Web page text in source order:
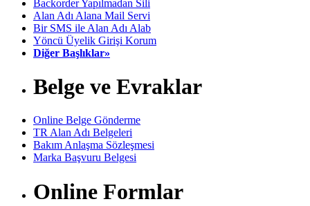
Backorder Yapılmadan Sili
Alan Adı Alana Mail Servi
Bir SMS ile Alan Adı Alab
Yöncü Üyelik Girişi Korum
Diğer Başlıklar»
Belge ve Evraklar
Online Belge Gönderme
TR Alan Adı Belgeleri
Bakım Anlaşma Sözleşmesi
Marka Başvuru Belgesi
Online Formlar